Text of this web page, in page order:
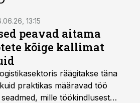
13:15
peavad aitama
kõige kallimat
räägitakse täna
praktikas määravad töö
mille töökindlusest